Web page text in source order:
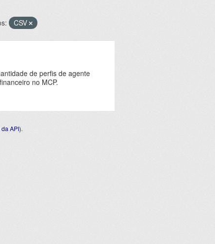
CSV
de perfis de agente
no MCP.
API).